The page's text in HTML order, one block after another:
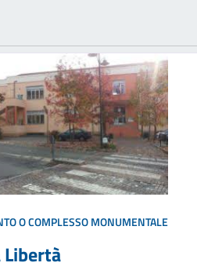
O COMPLESSO MONUMENTALE
Libertà